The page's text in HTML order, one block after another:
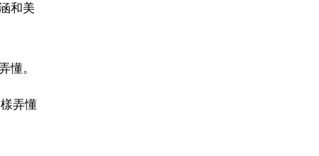
和美
懂。
弄懂